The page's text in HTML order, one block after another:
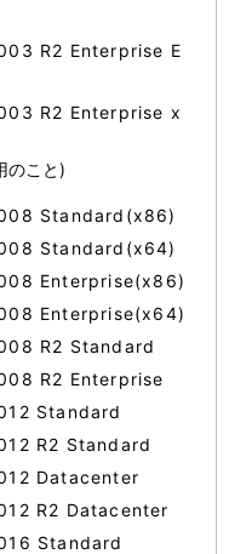
R2 Enterprise E
R2 Enterprise x
のこと)
Standard(x86)
Standard(x64)
Enterprise(x86)
Enterprise(x64)
R2 Standard
R2 Enterprise
Standard
R2 Standard
Datacenter
R2 Datacenter
Standard